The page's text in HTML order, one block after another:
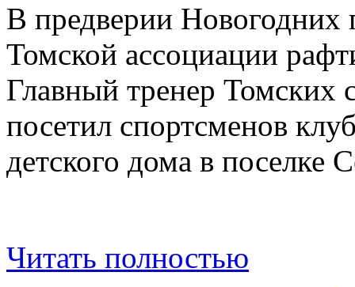
В предверии Новогодних
Томской ассоциации
Главный тренер
посетил спортсменов
детского дома в поселке
Читать полностью